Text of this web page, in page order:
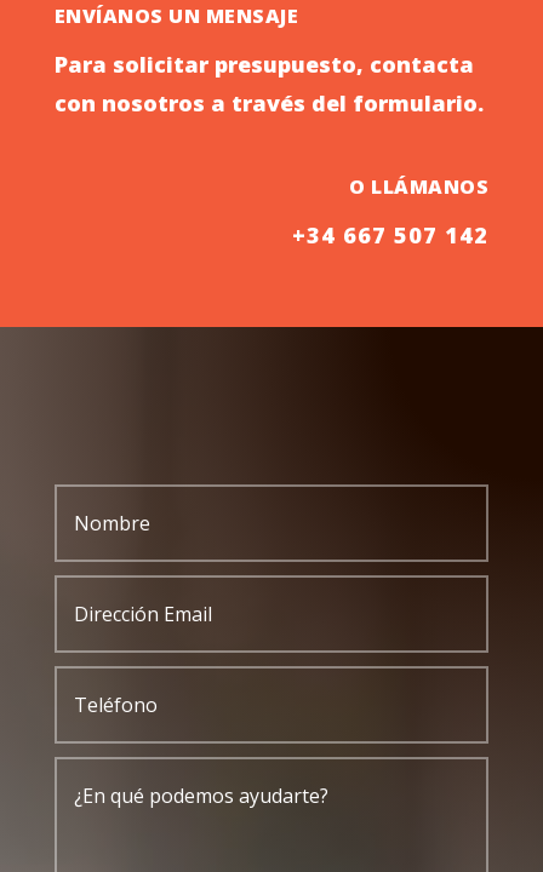
ENVÍANOS UN MENSAJE
Para solicitar presupuesto, contacta
con nosotros a través del formulario.
O LLÁMANOS
+34 667 507 142